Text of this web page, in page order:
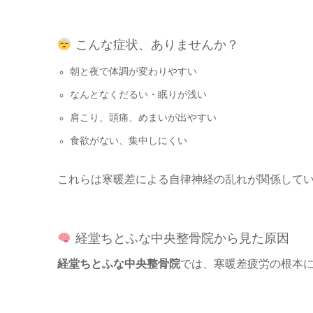
こんな症状、ありませんか？
朝と夜で体調が変わりやすい
なんとなくだるい・眠りが浅い
肩こり、頭痛、めまいが出やすい
食欲がない、集中しにくい
これらは寒暖差による自律神経の乱れが関係して
経堂ちとふな中央整骨院から見た原因
経堂ちとふな中央整骨院では、寒暖差疲労の根本